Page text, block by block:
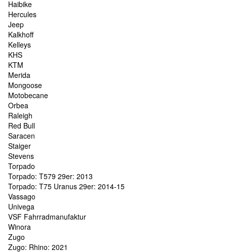
Haibike
Hercules
Jeep
Kalkhoff
Kelleys
KHS
KTM
Merida
Mongoose
Motobecane
Orbea
Raleigh
Red Bull
Saracen
Staiger
Stevens
Torpado
Torpado: T579 29er: 2013
Torpado: T75 Uranus 29er: 2014-15
Vassago
Univega
VSF Fahrradmanufaktur
Winora
Zugo
Zugo: Rhino: 2021